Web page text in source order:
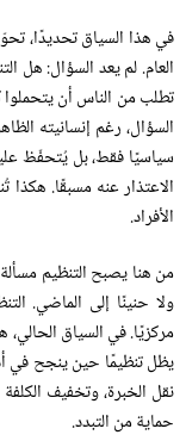
في هذا السياق تحديدًا،
العام.لم يعد السؤال:هل
تطلب من الناس أن
السؤال، رغم إنسانيته
سياسيًا فقط، بل يُتحفّظ
الاعتذار عنه مسبقًا. هكذا
الأفراد.
من هنا يصبح التنظيم
ولا حنينًا إلى الماضي.
مركزيًا.في السياق الحالي،
يظل تنظيمًا حين ينجح في
نقل الخبرة، وتخفيف الكلفة
حماية من التبدد.